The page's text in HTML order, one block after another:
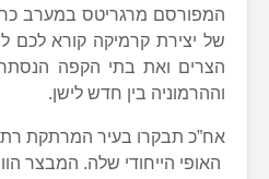
המפורסם מרגריטס במערב
של יצירת קרמיקה קורא לכם
הצרים ואת בתי הקפה
וההרמוניה בין חדש לישן.
אח”כ תבקרו בעיר המרתקת
האופי הייחודי שלה. המבצר